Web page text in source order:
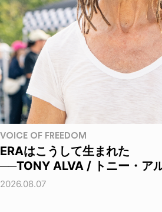
VOICE OF FREEDOM
ERAはこうして生まれた
──TONY ALVA / トニー・ア
2026.08.07